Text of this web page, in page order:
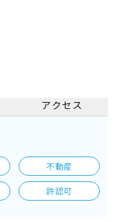
アクセス
不動産
許認可